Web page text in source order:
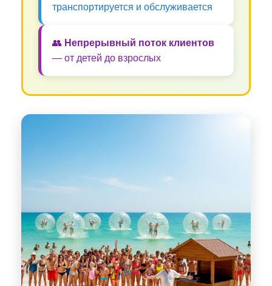
транспортируется и обслуживается
👥 Непрерывный поток клиентов
— от детей до взрослых